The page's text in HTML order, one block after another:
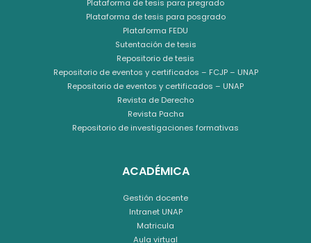
Plataforma de tesis para pregrado
Plataforma de tesis para posgrado
Plataforma FEDU
Sutentación de tesis
Repositorio de tesis
Repositorio de eventos y certificados – FCJP – UNAP
Repositorio de eventos y certificados – UNAP
Revista de Derecho
Revista Pacha
Repositorio de investigaciones formativas
ACADÉMICA
Gestión docente
Intranet UNAP
Matricula
Aula virtual